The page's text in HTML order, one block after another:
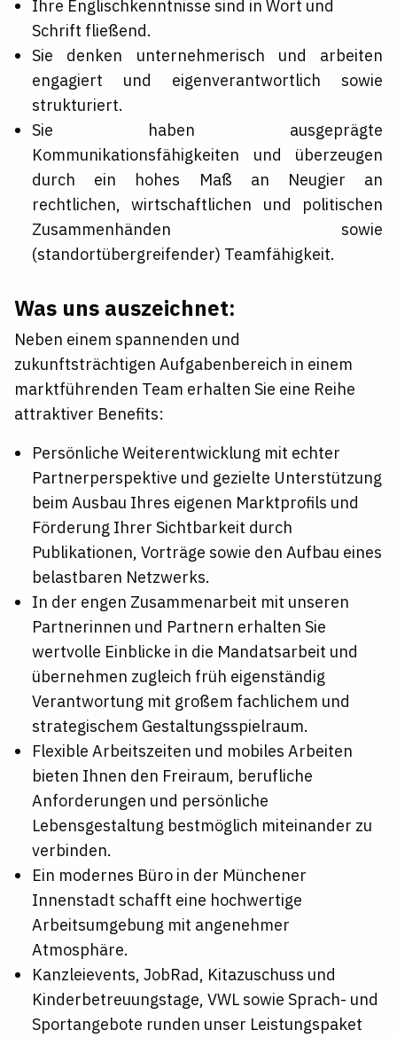
Ihre Englischkenntnisse sind in Wort und
Schrift fließend.
Sie denken unternehmerisch und arbeiten
engagiert und eigenverantwortlich sowie
strukturiert.
Sie haben ausgeprägte
Kommunikationsfähigkeiten und überzeugen
durch ein hohes Maß an Neugier an
rechtlichen, wirtschaftlichen und politischen
Zusammenhänden sowie
(standortübergreifender) Teamfähigkeit.
Was uns auszeichnet:
Neben einem spannenden und
zukunftsträchtigen Aufgabenbereich in einem
marktführenden Team erhalten Sie eine Reihe
attraktiver Benefits:
Persönliche Weiterentwicklung mit echter
Partnerperspektive und gezielte Unterstützung
beim Ausbau Ihres eigenen Marktprofils und
Förderung Ihrer Sichtbarkeit durch
Publikationen, Vorträge sowie den Aufbau eines
belastbaren Netzwerks.
In der engen Zusammenarbeit mit unseren
Partnerinnen und Partnern erhalten Sie
wertvolle Einblicke in die Mandatsarbeit und
übernehmen zugleich früh eigenständig
Verantwortung mit großem fachlichem und
strategischem Gestaltungsspielraum.
Flexible Arbeitszeiten und mobiles Arbeiten
bieten Ihnen den Freiraum, berufliche
Anforderungen und persönliche
Lebensgestaltung bestmöglich miteinander zu
verbinden.
Ein modernes Büro in der Münchener
Innenstadt schafft eine hochwertige
Arbeitsumgebung mit angenehmer
Atmosphäre.
Kanzleievents, JobRad, Kitazuschuss und
Kinderbetreuungstage, VWL sowie Sprach- und
Sportangebote runden unser Leistungspaket